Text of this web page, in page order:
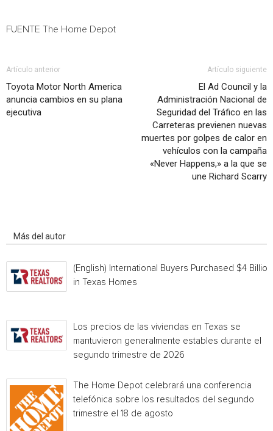
FUENTE The Home Depot
Artículo anterior
Toyota Motor North America
anuncia cambios en su plana
ejecutiva
Artículo siguiente
El Ad Council y la
Administración Nacional de
Seguridad del Tráfico en las
Carreteras previenen nuevas
muertes por golpes de calor en
vehículos con la campaña
«Never Happens,» a la que se
une Richard Scarry
Más del autor
(English) International Buyers Purchased $4 Billion
in Texas Homes
Los precios de las viviendas en Texas se
mantuvieron generalmente estables durante el
segundo trimestre de 2026
The Home Depot celebrará una conferencia
telefónica sobre los resultados del segundo
trimestre el 18 de agosto